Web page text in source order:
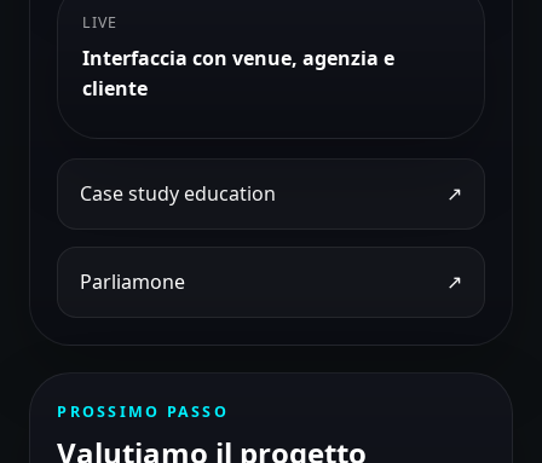
LIVE
Interfaccia con venue, agenzia e
cliente
Case study education ↗
Parliamone ↗
PROSSIMO PASSO
Valutiamo il progetto